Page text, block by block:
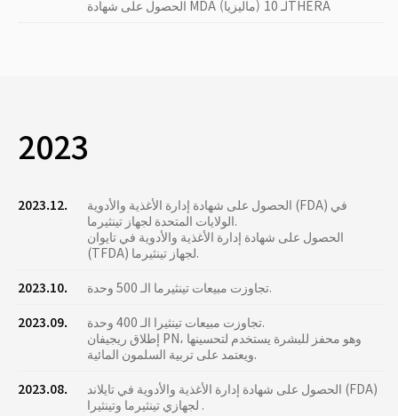
الحصول على شهادة MDA (ماليزيا) لـ 10THERA
2023
2023.12.
الحصول على شهادة إدارة الأغذية والأدوية (FDA) في
الولايات المتحدة لجهاز تينثيرما.
الحصول على شهادة إدارة الأغذية والأدوية في تايوان
(TFDA) لجهاز تينثيرما.
2023.10.
تجاوزت مبيعات تينثيرما الـ 500 وحدة.
2023.09.
تجاوزت مبيعات تينثيرا الـ 400 وحدة.
إطلاق ريجيفان PN، وهو محفز للبشرة يستخدم لتحسينها
ويعتمد على تربية السلمون المائية.
2023.08.
الحصول على شهادة إدارة الأغذية والأدوية في تايلاند (FDA)
لجهازي تينثيرما وتينثيرا .